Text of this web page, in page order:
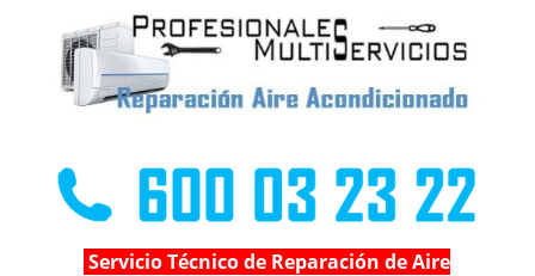
Servicio Técnico de Reparación de Aire